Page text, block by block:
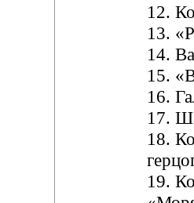
12.
13.
14.
15.
16.
17.
18.
19.